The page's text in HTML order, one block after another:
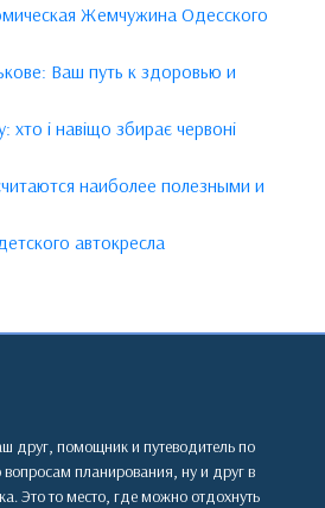
Жемчужина Одесского
Ваш путь к здоровью и
хто і навіщо збирає червоні
наиболее полезными и
автокресла
друг, помощник и путеводитель по
вопросам планирования, ну и друг в
Это то место, где можно отдохнуть